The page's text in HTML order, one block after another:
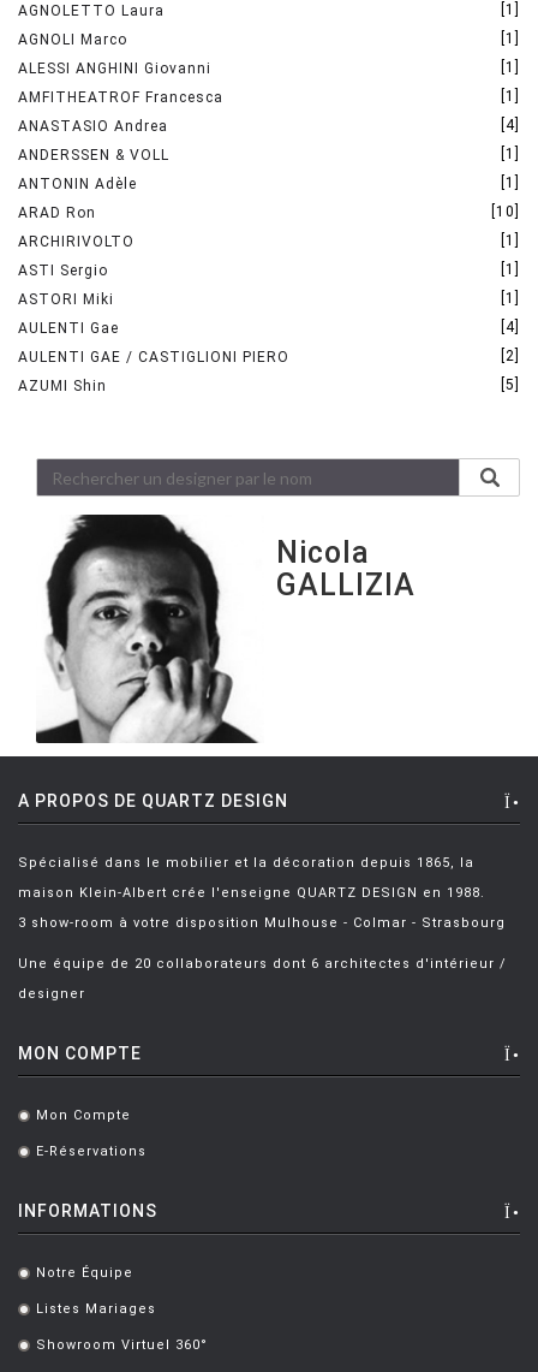
AGNOLETTO Laura
[1]
AGNOLI Marco
[1]
ALESSI ANGHINI Giovanni
[1]
AMFITHEATROF Francesca
[1]
ANASTASIO Andrea
[4]
ANDERSSEN & VOLL
[1]
ANTONIN Adèle
[1]
ARAD Ron
[10]
ARCHIRIVOLTO
[1]
ASTI Sergio
[1]
ASTORI Miki
[1]
AULENTI Gae
[4]
AULENTI GAE / CASTIGLIONI PIERO
[2]
AZUMI Shin
[5]
Nicola
GALLIZIA
A PROPOS DE QUARTZ DESIGN
Spécialisé dans le mobilier et la décoration depuis 1865, la
maison Klein-Albert crée l'enseigne QUARTZ DESIGN en 1988.
3 show-room à votre disposition Mulhouse - Colmar - Strasbourg
Une équipe de 20 collaborateurs dont 6 architectes d'intérieur /
designer
MON COMPTE
. Mon Compte
. E-Réservations
INFORMATIONS
. Notre Équipe
. Listes Mariages
. Showroom Virtuel 360°